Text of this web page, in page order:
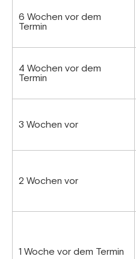
6 Wochen vor dem
Termin
4 Wochen vor dem
Termin
3 Wochen vor
2 Wochen vor
1 Woche vor dem Termin